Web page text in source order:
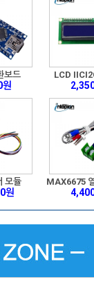
LCD
원
레트로 게임
C Standard
원
RPi